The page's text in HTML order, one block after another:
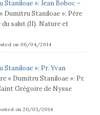
»: Jean Boboc –
Dumitru Staniloae »: Père
salut (II). Nature et
on 06/04/2014
Staniloae »: Pr. Yvan
« Dumitru Staniloae »: Pr.
Grégoire de Nysse
on 20/03/2014